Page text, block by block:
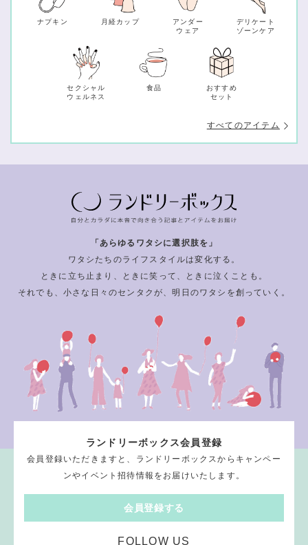
ナプキン 月経カップ
アンダー
ウェア
デリケート
ゾーンケア
セクシャル
ウェルネス
食品
おすすめ
セット
すべてのアイテム
「あらゆるワタシに選択肢を」
ワタシたちのライフスタイルは変化する。
ときに立ち止まり、ときに笑って、ときに泣くことも。
それでも、小さな日々のセンタクが、明日のワタシを創っていく。
ランドリーボックス会員登録
会員登録いただきますと、ランドリーボックスからキャンペー
ンやイベント招待情報をお届けいたします。
会員登録する
FOLLOW US